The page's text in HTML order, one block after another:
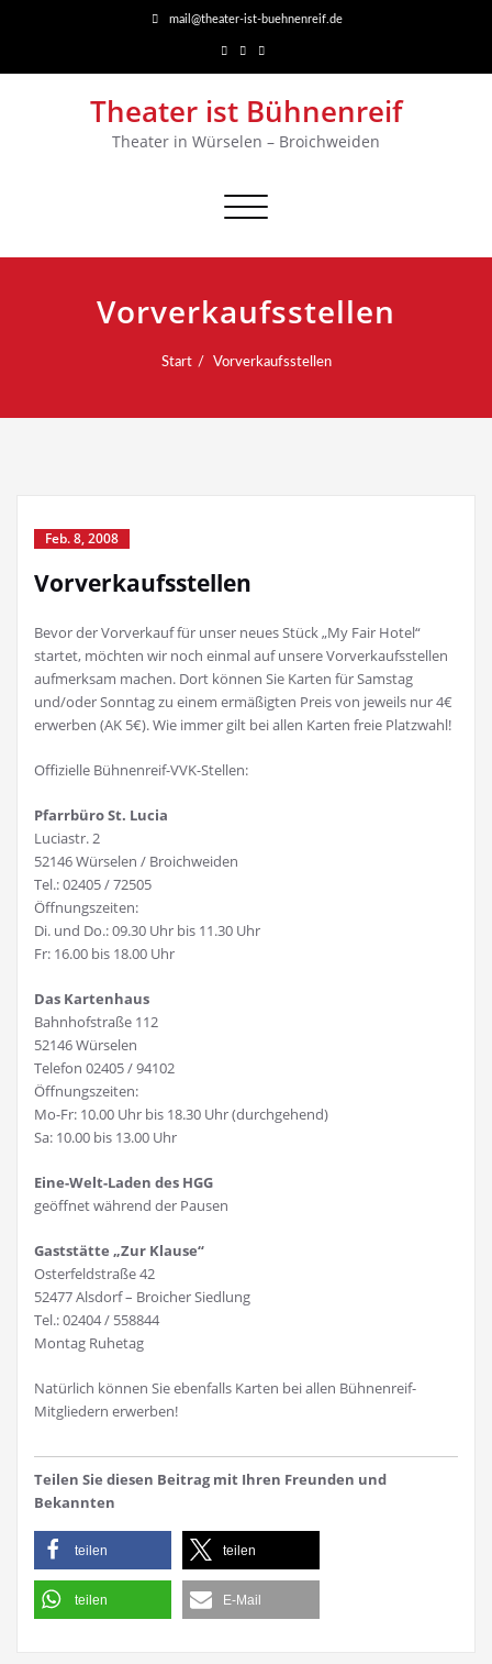
mail@theater-ist-buehnenreif.de
Theater ist Bühnenreif
Theater in Würselen – Broichweiden
Navigation
Vorverkaufsstellen
Start Vorverkaufsstellen
Feb. 8, 2008
Vorverkaufsstellen
Bevor der Vorverkauf für unser neues Stück „My Fair Hotel“
startet, möchten wir noch einmal auf unsere Vorverkaufsstellen
aufmerksam machen. Dort können Sie Karten für Samstag
und/oder Sonntag zu einem ermäßigten Preis von jeweils nur 4€
erwerben (AK 5€). Wie immer gilt bei allen Karten freie Platzwahl!
Offizielle Bühnenreif-VVK-Stellen:
Pfarrbüro St. Lucia
Luciastr. 2
52146 Würselen / Broichweiden
Tel.: 02405 / 72505
Öffnungszeiten:
Di. und Do.: 09.30 Uhr bis 11.30 Uhr
Fr: 16.00 bis 18.00 Uhr
Das Kartenhaus
Bahnhofstraße 112
52146 Würselen
Telefon 02405 / 94102
Öffnungszeiten:
Mo-Fr: 10.00 Uhr bis 18.30 Uhr (durchgehend)
Sa: 10.00 bis 13.00 Uhr
Eine-Welt-Laden des HGG
geöffnet während der Pausen
Gaststätte „Zur Klause“
Osterfeldstraße 42
52477 Alsdorf – Broicher Siedlung
Tel.: 02404 / 558844
Montag Ruhetag
Natürlich können Sie ebenfalls Karten bei allen Bühnenreif-
Mitgliedern erwerben!
Teilen Sie diesen Beitrag mit Ihren Freunden und
Bekannten
teilen teilen
teilen E-Mail